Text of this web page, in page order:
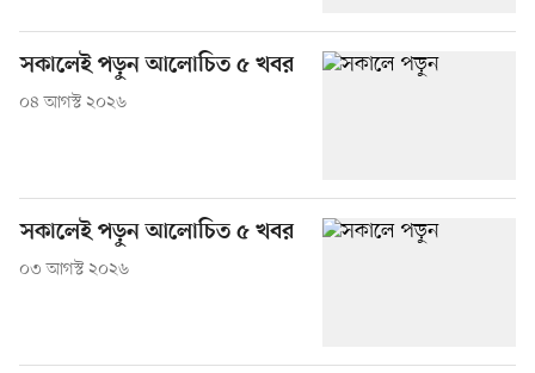
সকালেই পড়ুন আলোচিত ৫ খবর
০৪ আগস্ট ২০২৬
সকালেই পড়ুন আলোচিত ৫ খবর
০৩ আগস্ট ২০২৬